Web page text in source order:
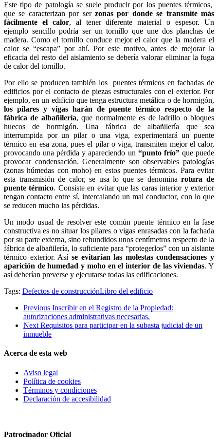
Este tipo de patología se suele producir por los puentes térmicos,
que se caracterizan por ser zonas por donde se transmite más
fácilmente el calor, al tener diferente material o espesor. Un
ejemplo sencillo podría ser un tornillo que une dos planchas de
madera. Como el tornillo conduce mejor el calor que la madera el
calor se “escapa” por ahí. Por este motivo, antes de mejorar la
eficacia del resto del aislamiento se debería valorar eliminar la fuga
de calor del tornillo.
Por ello se producen también los puentes térmicos en fachadas de
edificios por el contacto de piezas estructurales con el exterior. Por
ejemplo, en un edificio que tenga estructura metálica o de hormigón,
los pilares y vigas harán de puente térmico respecto de la
fábrica de albañilería, que normalmente es de ladrillo o bloques
huecos de hormigón. Una fábrica de albañilería que sea
interrumpida por un pilar o una viga, experimentará un puente
térmico en esa zona, pues el pilar o viga, transmiten mejor el calor,
provocando una pérdida y apareciendo un “punto frío”que puede
provocar condensación. Generalmente son observables patologías
(zonas húmedas con moho) en estos puentes térmicos. Para evitar
esta transmisión de calor, se usa lo que se denominarotura de
puente térmico. Consiste en evitar que las caras interior y exterior
tengan contacto entre sí, intercalando un mal conductor, con lo que
se reducen mucho las pérdidas.
Un modo usual de resolver este común puente térmico en la fase
constructiva es no situar los pilares o vigas enrasadas con la fachada
por su parte externa, sino rehundidos unos centímetros respecto de la
fábrica de albañilería, lo suficiente para “protegerlos” con un aislante
térmico exterior. Así se evitarían las molestas condensaciones y
aparición de humedad y moho en el interior de las viviendas. Y
así deberían preverse y ejecutarse todas las edificaciones.
Tags: Defectos de construcciónLibro del edificio
Previous Inscribir en el Registro de la Propiedad:
autorizaciones administrativas necesarias.
Next Requisitos para participar en la subasta judicial de un
inmueble
Acerca de esta web
Aviso legal
Política de cookies
Términos y condiciones
Declaración de accesibilidad
Patrocinador Oficial